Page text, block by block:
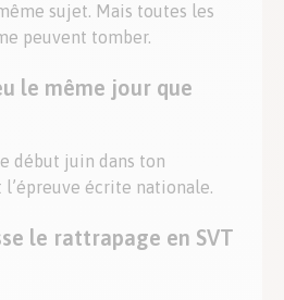
sujet. Mais toutes les
peuvent tomber.
le même jour que
début juin dans ton
écrite nationale.
le rattrapage en SVT